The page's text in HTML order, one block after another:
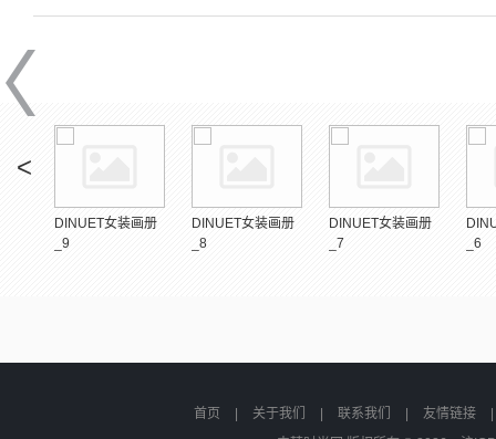
DINUET女装画册
_9
DINUET女装画册
_8
DINUET女装画册
_7
_6
<
首页 关于我们 联系我们 友情链接